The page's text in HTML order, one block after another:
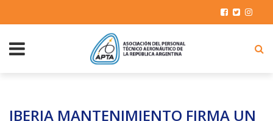
IBERIA MANTENIMIENTO FIRMA UN